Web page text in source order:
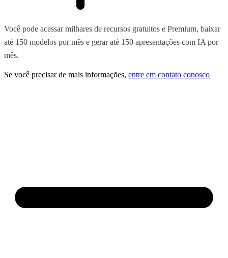
Você pode acessar milhares de recursos gratuitos e Premium, baixar
até 150 modelos por mês e gerar até 150 apresentações com IA por
mês.
Se você precisar de mais informações, entre em contato conosco